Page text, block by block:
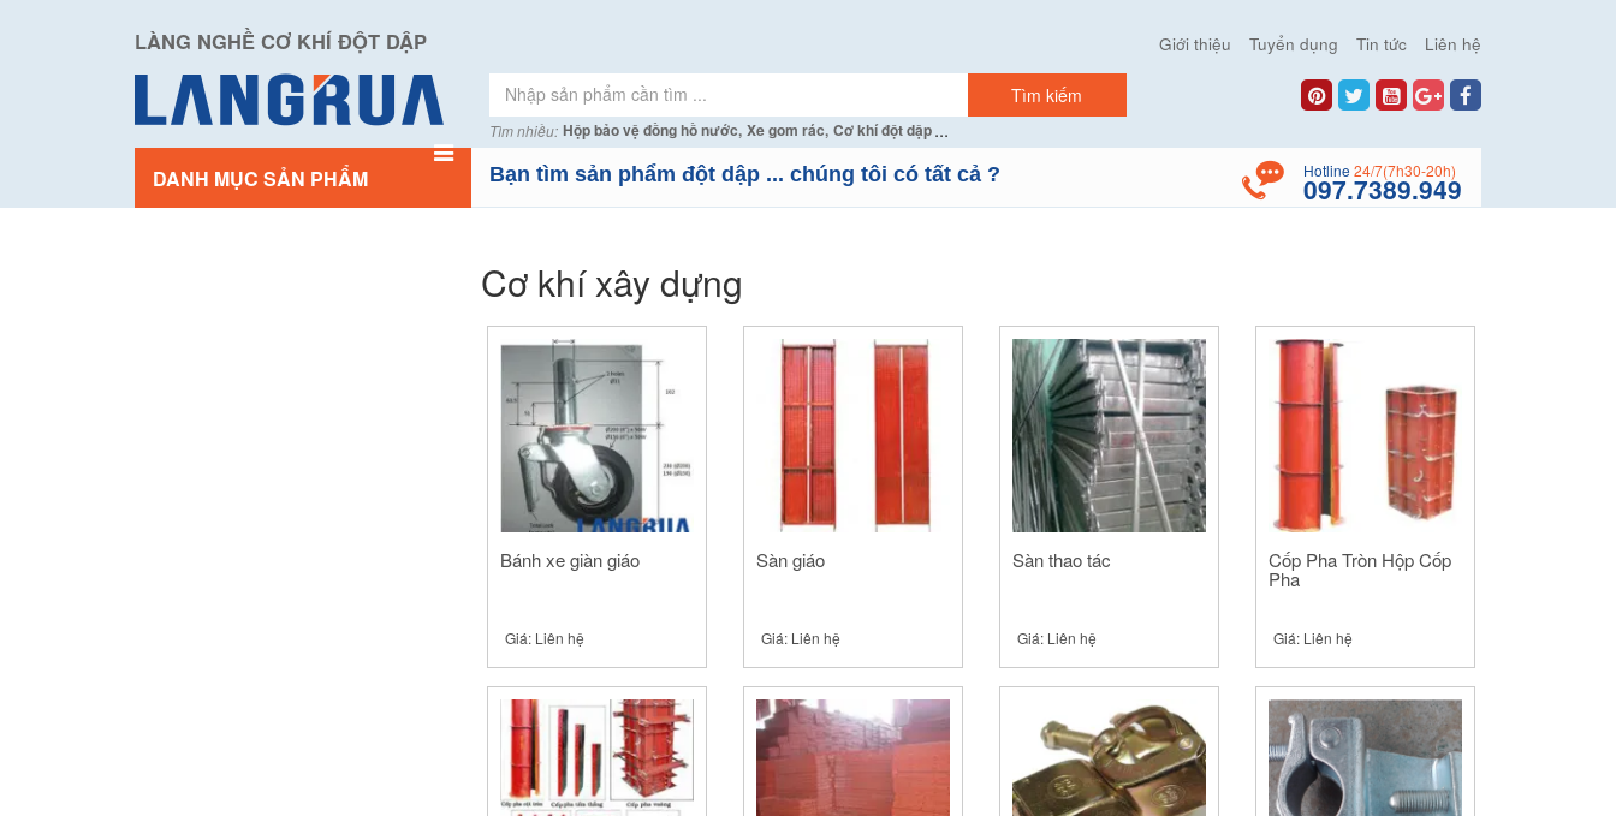
LÀNG NGHỀ CƠ KHÍ ĐỘT DẬP Giới thiệu Tuyển dụng Tin tức Liên hệ
Tìm nhiều: Hộp bảo vệ đồng hồ nước, Xe gom rác, Cơ khí đột dập...
DANH MỤC SẢN PHẨM Bạn tìm sản phẩm đột dập ... chúng tôi có tất cả ? Hotline 24/7(7h30-20h)
097.7389.949
Cơ khí xây dựng
Bánh xe giàn giáo
Giá: Liên hệ
Sàn giáo
Giá: Liên hệ
Sàn thao tác
Giá: Liên hệ
Cốp Pha Tròn Hộp Cốp
Pha
Giá: Liên hệ